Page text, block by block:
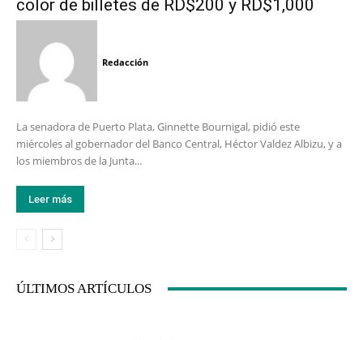
color de billetes de RD$200 y RD$1,000
Redacción
La senadora de Puerto Plata, Ginnette Bournigal, pidió este
miércoles al gobernador del Banco Central, Héctor Valdez Albizu, y a
los miembros de la Junta...
Leer más
ÚLTIMOS ARTÍCULOS